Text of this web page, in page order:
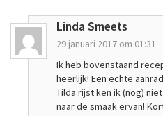
Linda Smeets
29 januari 2017 om 01:31
Ik heb bovenstaand
heerlijk! Een echte
Tilda rijst ken ik (nog)
naar de smaak ervan!